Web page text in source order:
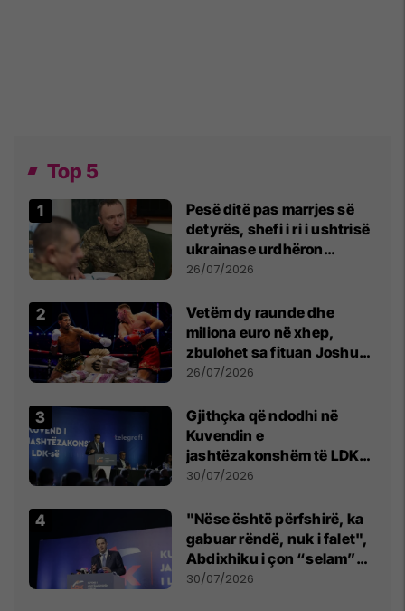
Top 5
Pesë ditë pas marrjes së
detyrës, shefi i ri i ushtrisë
ukrainase urdhëron
kontroll të madh
26/07/2026
Vetëm dy raunde dhe
miliona euro në xhep,
zbulohet sa fituan Joshua
e Prenga
26/07/2026
Gjithçka që ndodhi në
Kuvendin e
jashtëzakonshëm të LDK-
së
30/07/2026
"Nëse është përfshirë, ka
gabuar rëndë, nuk i falet",
Abdixhiku i çon “selam”
Përparim Ramës
30/07/2026